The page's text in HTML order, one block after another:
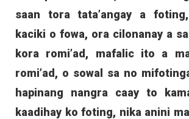
saan tora tata’angay a
kaciki o fowa, ora cilonanay a
kora romi’ad, mafalic ito a
romi’ad, o sowal sa no
hapinang nangra caay to
kaadihay ko foting, nika anini